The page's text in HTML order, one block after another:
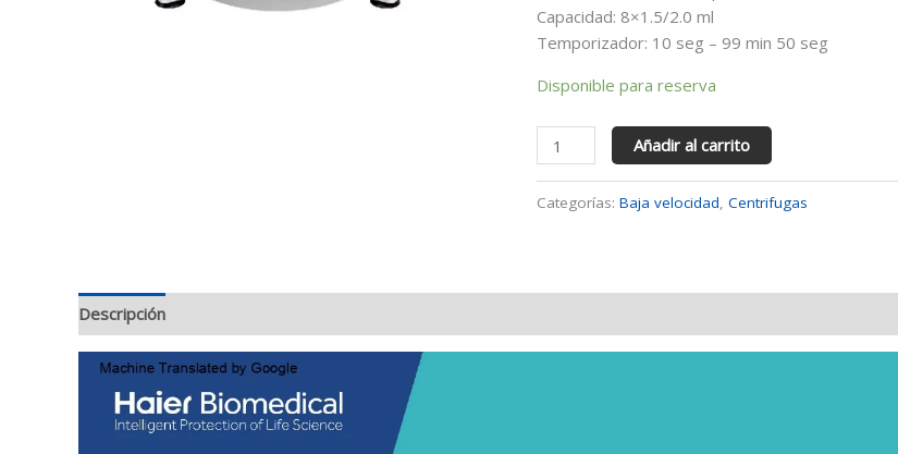
Capacidad: 8×1.5/2.0 ml
Temporizador: 10 seg – 99 min 50 seg
Disponible para reserva
Añadir al carrito
Categorías: Baja velocidad, Centrifugas
Descripción